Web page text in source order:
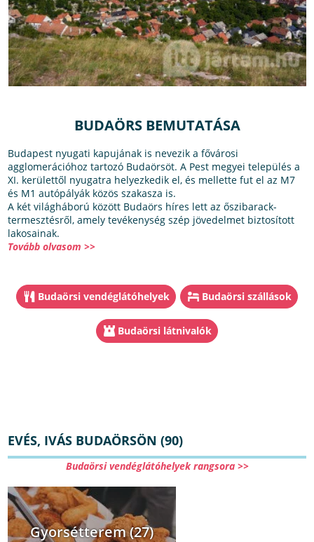
BUDAÖRS BEMUTATÁSA
Budapest nyugati kapujának is nevezik a fővárosi
agglomerációhoz tartozó Budaörsöt. A Pest megyei település a
XI. kerülettől nyugatra helyezkedik el, és mellette fut el az M7
és M1 autópályák közös szakasza is.
A két világháború között Budaörs híres lett az őszibarack-
termesztésről, amely tevékenység szép jövedelmet biztosított
lakosainak.
Tovább olvasom >>
Budaörsi vendéglátóhelyek Budaörsi szállások
Budaörsi látnivalók
EVÉS, IVÁS BUDAÖRSÖN (90)
Budaörsi vendéglátóhelyek rangsora >>
Gyorsétterem (27)